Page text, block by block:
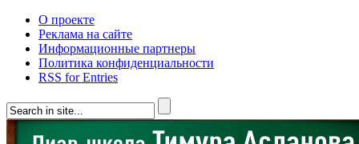
О проекте
Реклама на сайте
Информационные партнеры
Политика конфиденциальности
RSS for Entries